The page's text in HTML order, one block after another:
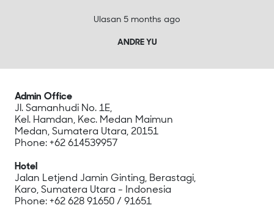
Ulasan 5 months ago
ANDRE YU
Admin Office
Jl. Samanhudi No. 1E,
Kel. Hamdan, Kec. Medan Maimun
Medan, Sumatera Utara, 20151
Phone:+62 614539957
Hotel
Jalan Letjend Jamin Ginting, Berastagi,
Karo, Sumatera Utara - Indonesia
Phone:+62 628 91650 / 91651